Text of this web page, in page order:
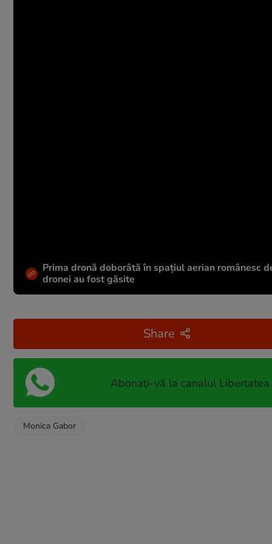
Prima dronă doborâtă în spațiul aerian românesc
dronei au fost găsite
Share
Abonați-vă la canalul
Monica Gabor